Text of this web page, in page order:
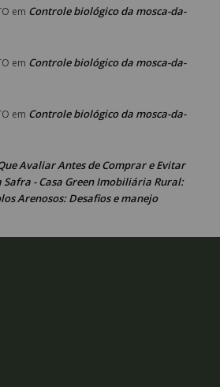
em Controle biológico da mosca-da-
em Controle biológico da mosca-da-
em Controle biológico da mosca-da-
Avaliar Antes de Comprar e Evitar
- Casa Green Imobiliária Rural:
Arenosos: Desafios e manejo